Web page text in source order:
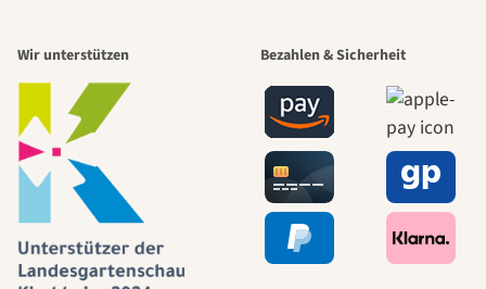
Wir unterstützen Bezahlen & Sicherheit